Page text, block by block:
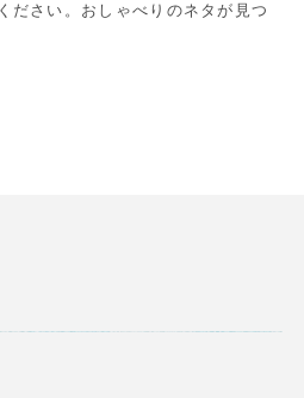
ださい。おしゃべりのネタが見つ